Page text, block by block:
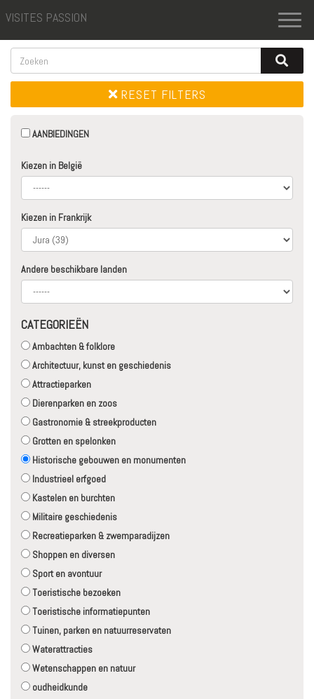
VISITES PASSION
RESET FILTERS
AANBIEDINGEN
Kiezen in België
Kiezen in Frankrijk
Andere beschikbare landen
CATEGORIEËN
Ambachten & folklore
Architectuur, kunst en geschiedenis
Attractieparken
Dierenparken en zoos
Gastronomie & streekproducten
Grotten en spelonken
Historische gebouwen en monumenten
Industrieel erfgoed
Kastelen en burchten
Militaire geschiedenis
Recreatieparken & zwemparadijzen
Shoppen en diversen
Sport en avontuur
Toeristische bezoeken
Toeristische informatiepunten
Tuinen, parken en natuurreservaten
Waterattracties
Wetenschappen en natuur
oudheidkunde